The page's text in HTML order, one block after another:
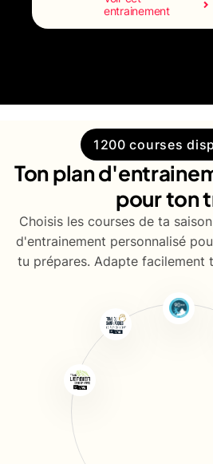
entrainement
1200 courses
Ton plan
pour ton
Choisis les courses de ta
d'entrainement personnalisé
tu prépares. Adapte facilement